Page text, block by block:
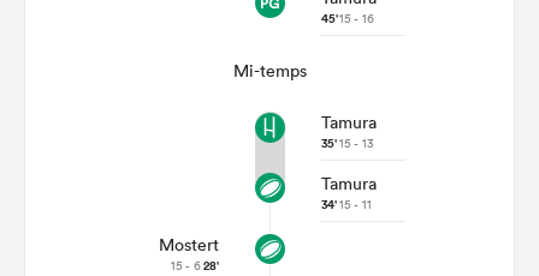
45'15 - 16
Mi-temps
Tamura
35'15 - 13
Tamura
34'15 - 11
Mostert
15 - 628'